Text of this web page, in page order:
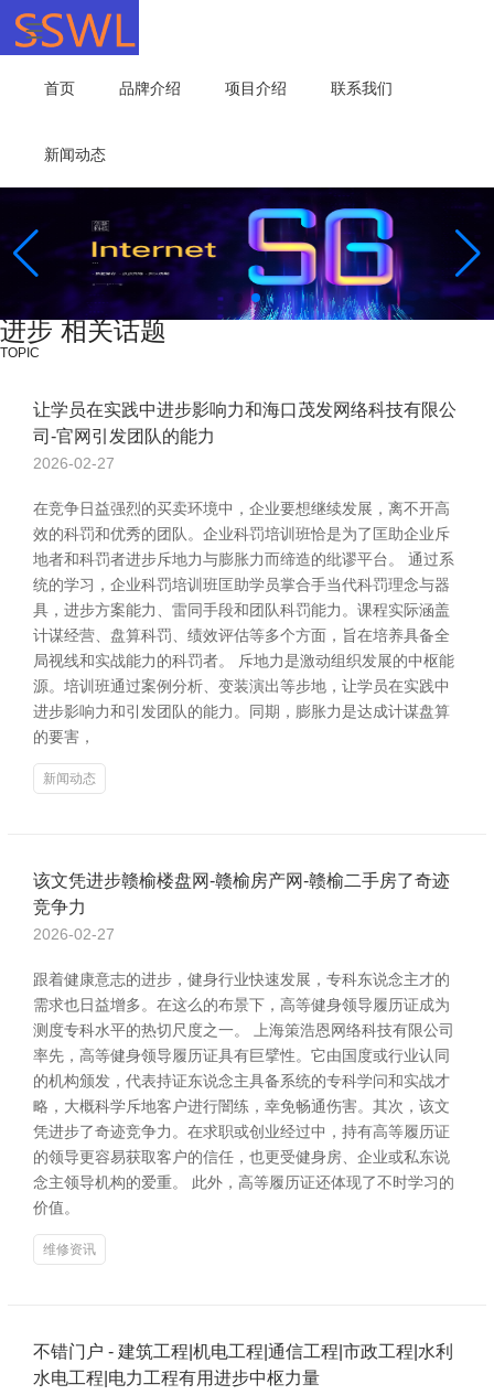
首页 品牌介绍 项目介绍 联系我们
新闻动态
进步 相关话题
TOPIC
让学员在实践中进步影响力和海口茂发网络科技有限公
司-官网引发团队的能力
2026-02-27
在竞争日益强烈的买卖环境中，企业要想继续发展，离不开高
效的科罚和优秀的团队。企业科罚培训班恰是为了匡助企业斥
地者和科罚者进步斥地力与膨胀力而缔造的纰谬平台。 通过系
统的学习，企业科罚培训班匡助学员掌合手当代科罚理念与器
具，进步方案能力、雷同手段和团队科罚能力。课程实际涵盖
计谋经营、盘算科罚、绩效评估等多个方面，旨在培养具备全
局视线和实战能力的科罚者。 斥地力是激动组织发展的中枢能
源。培训班通过案例分析、变装演出等步地，让学员在实践中
进步影响力和引发团队的能力。同期，膨胀力是达成计谋盘算
的要害，
新闻动态
该文凭进步赣榆楼盘网-赣榆房产网-赣榆二手房了奇迹
竞争力
2026-02-27
跟着健康意志的进步，健身行业快速发展，专科东说念主才的
需求也日益增多。在这么的布景下，高等健身领导履历证成为
测度专科水平的热切尺度之一。 上海策浩恩网络科技有限公司
率先，高等健身领导履历证具有巨擘性。它由国度或行业认同
的机构颁发，代表持证东说念主具备系统的专科学问和实战才
略，大概科学斥地客户进行闇练，幸免畅通伤害。其次，该文
凭进步了奇迹竞争力。在求职或创业经过中，持有高等履历证
的领导更容易获取客户的信任，也更受健身房、企业或私东说
念主领导机构的爱重。 此外，高等履历证还体现了不时学习的
价值。
维修资讯
不错门户 - 建筑工程|机电工程|通信工程|市政工程|水利
水电工程|电力工程有用进步中枢力量